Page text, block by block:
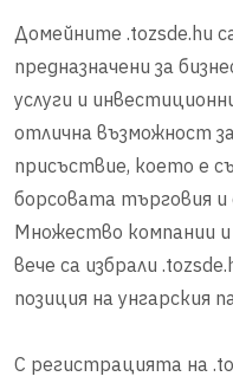
Домейните .tozsde.hu
предназначени за
услуги и
отлична възможност
присъствие, което е
борсовата търговия и
Множество компании
вече са избрали
позиция на унгарския
С регистрацията на